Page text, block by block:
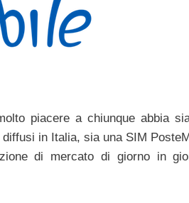
piacere a chiunque abbia
in Italia, sia una SIM
di mercato di giorno in